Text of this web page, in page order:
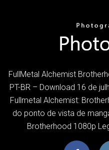
FullMetal Alchemist
PT-BR – Download 16 de
Fullmetal Alchemist:
do ponto de vista de
Brotherhood 1080p